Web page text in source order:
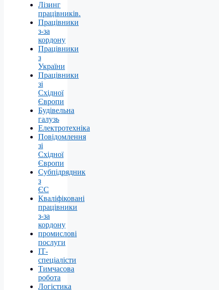
Лізинг
працівників.
Працівники
з-за
кордону
Працівники
з
України
Працівники
зі
Східної
Європи
Будівельна
галузь
Електротехніка
Повідомлення
зі
Східної
Європи
Субпідрядник
з
ЄС
Кваліфіковані
працівники
з-за
кордону
промислові
послуги
ІТ-
спеціалісти
Тимчасова
робота
Логістика